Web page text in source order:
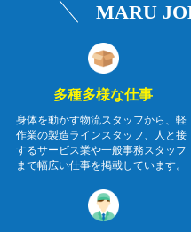
MARU
多種多様な仕事
身体を動かす物流スタッフから、軽
作業の製造ラインスタッフ、人と接
するサービス業や一般事務スタッフ
まで幅広い仕事を掲載しています。